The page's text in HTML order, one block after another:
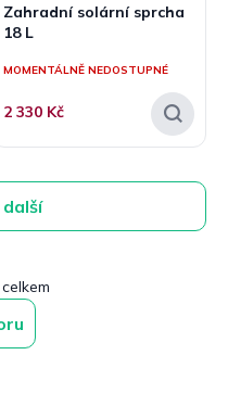
Zahradní solární sprcha
18 L
MOMENTÁLNĚ NEDOSTUPNÉ
2 330 Kč